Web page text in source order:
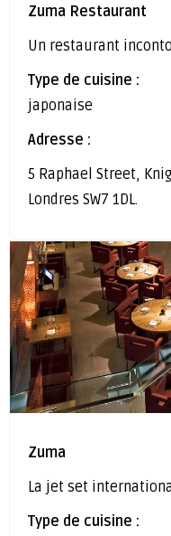
Zuma Restaurant
Un restaurant
Type de cuisine :
japonaise
Adresse :
5 Raphael Street,
Londres SW7 1DL.
Zuma
La jet set
Type de cuisine :